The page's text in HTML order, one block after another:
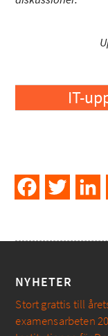
IT-
FacebookTwitter
NYHETER
Stort grattis till
examensarbeten